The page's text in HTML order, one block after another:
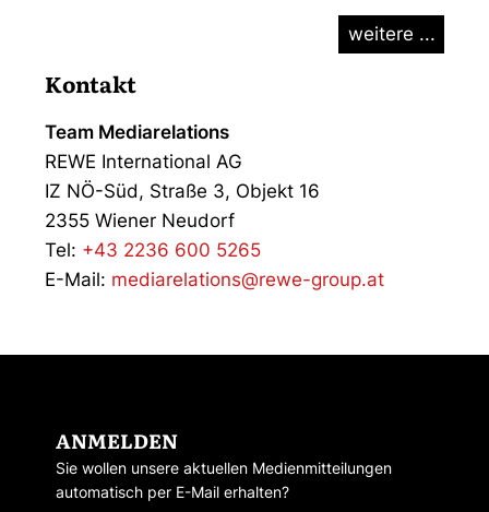
weitere ...
Kontakt
Team Mediarelations
REWE International AG
IZ NÖ-Süd, Straße 3, Objekt 16
2355 Wiener Neudorf
Tel: +43 2236 600 5265
E-Mail: mediarelations@rewe-group.at
ANMELDEN
Sie wollen unsere aktuellen Medienmitteilungen
automatisch per E-Mail erhalten?